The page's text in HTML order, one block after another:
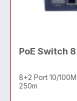
PoE Switch
8+2 Port 10/
250m